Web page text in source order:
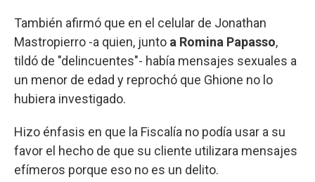
También afirmó que en el celular de Jonathan
Mastropierro -a quien, junto a Romina Papasso,
tildó de "delincuentes"- había mensajes sexuales a
un menor de edad y reprochó que Ghione no lo
hubiera investigado.
Hizo énfasis en que la Fiscalía no podía usar a su
favor el hecho de que su cliente utilizara mensajes
efímeros porque eso no es un delito.